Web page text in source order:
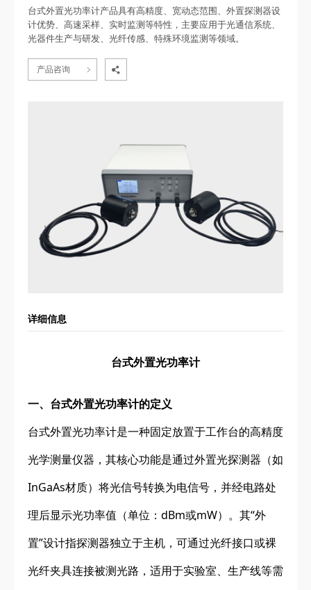
台式外置光功率计产品具有高精度、宽动态范围、外置探测器设
计优势、高速采样、实时监测等特性，主要应用于光通信系统、
光器件生产与研发、光纤传感、特殊环境监测等领域。
产品咨询
详细信息
台式外置光功率计
一、台式外置光功率计的定义
台式外置光功率计是一种固定放置于工作台的高精度
光学测量仪器，其核心功能是通过外置光探测器（如
InGaAs材质）将光信号转换为电信号，并经电路处
理后显示光功率值（单位：dBm或mW）。其“外
置”设计指探测器独立于主机，可通过光纤接口或裸
光纤夹具连接被测光路，适用于实验室、生产线等需